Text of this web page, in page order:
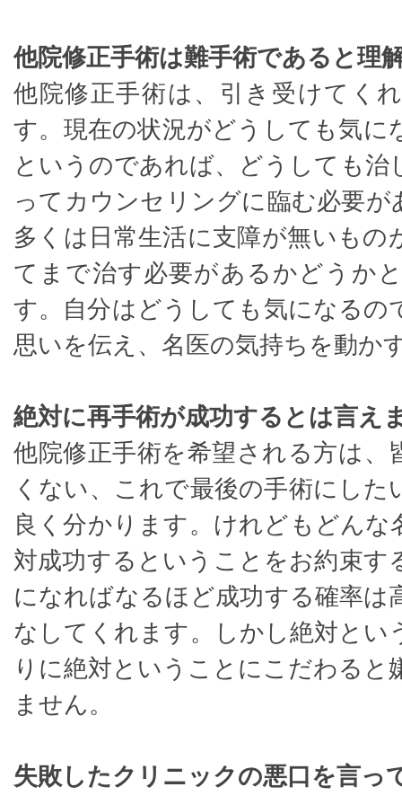
他院修正手術は難手術であると理
他院修正手術は、引き受けてく
す。現在の状況がどうしても気に
というのであれば、どうしても
ってカウンセリングに臨む必要
多くは日常生活に支障が無いもの
てまで治す必要があるかどうか
す。自分はどうしても気になるの
思いを伝え、名医の気持ちを動か
絶対に再手術が成功するとは言え
他院修正手術を希望される方は、
くない、これで最後の手術にし
良く分かります。けれどもどん
対成功するということをお約束す
になればなるほど成功する確率は
なしてくれます。しかし絶対とい
りに絶対ということにこだわる
ません。
失敗したクリニックの悪口を言っ